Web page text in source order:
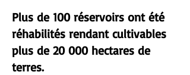
Plus de 100 réservoirs ont été
réhabilités rendant cultivables
plus de 20 000 hectares de
terres.